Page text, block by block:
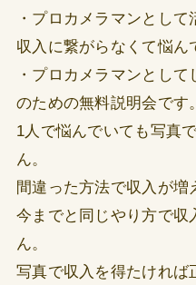
・プロカメラマンとし
収入に繋がらなくて悩ん
・プロカメラマンとし
のための無料説明会です。
1人で悩んでいても写真
ん。
間違った方法で収入が増
今までと同じやり方で収
ん。
写真で収入を得たければ